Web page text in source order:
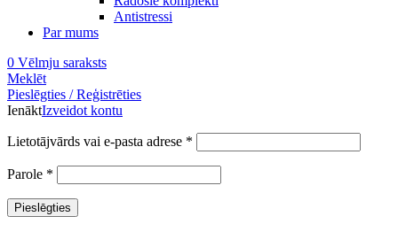
Antistressi
Par mums
0 Vēlmju saraksts
Meklēt
Pieslēgties / Reģistrēties
IenāktIzveidot kontu
Lietotājvārds vai e-pasta adrese *
Parole *
Pieslēgties